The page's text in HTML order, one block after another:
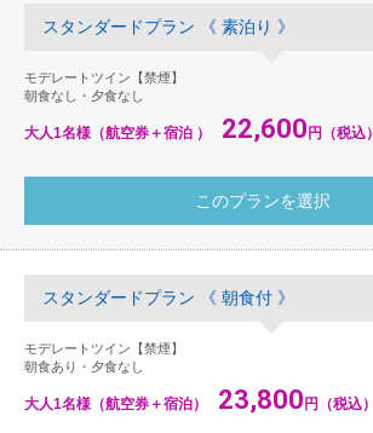
スタンダードプラン 《 素泊り 》
モデレートツイン【禁煙】
朝食なし・夕食なし
大人1名様（航空券＋宿泊 ） 22,600円（税込）
スタンダードプラン 《 朝食付 》
モデレートツイン【禁煙】
朝食あり・夕食なし
大人1名様（航空券＋宿泊） 23,800円（税込）